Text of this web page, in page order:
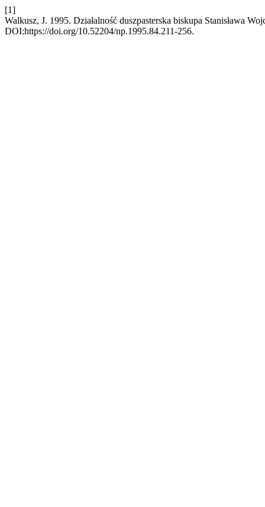
[1]
Walkusz, J. 1995. Działalność duszpasterska biskupa Stanisława
DOI:https://doi.org/10.52204/np.1995.84.211-256.